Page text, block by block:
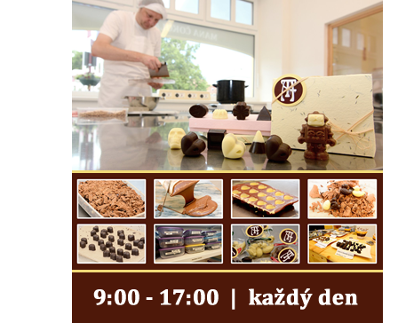
Vyhlídka Mlynářův kámen
Vyhlídky na Řípu (Mělnická, Roudnická,
Pražská)
Skalní brána Lesní kaple
Císařský výhled (Kvádrberk, Stoličná hora)
Vyhlídka Labská stráž
Růžová vyhlídka nad kaňonem Labe
Vyhlídky na trase Naučné stezky Větruše-
Vrkoč
Humboldtova vyhlídka u Větruše v Ústí nad
Čedičový lom pod Kamenickým kopcem u